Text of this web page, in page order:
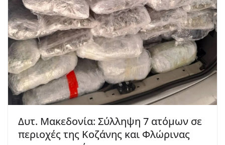
Δυτ. Μακεδονία: Σύλληψη 7 ατόμων σε
περιοχές της Κοζάνης και Φλώρινας